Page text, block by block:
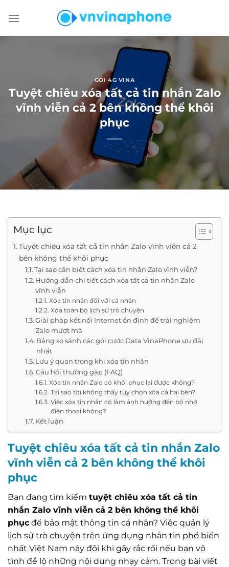
đến
GÓI 4G VINA
Tuyệt chiêu xóa tất cả tin nhắn Zalo
vĩnh viễn cả 2 bên không thể khôi
phục
Mục lục
Tuyệt chiêu xóa tất cả tin nhắn Zalo vĩnh viễn cả 2
bên không thể khôi phục
Tại sao cần biết cách xóa tin nhắn Zalo vĩnh viễn?
Hướng dẫn chi tiết cách xóa tất cả tin nhắn Zalo
vĩnh viễn
Xóa tin nhắn đối với cá nhân
Xóa toàn bộ lịch sử trò chuyện
Giải pháp kết nối Internet ổn định để trải nghiệm
Zalo mượt mà
Bảng so sánh các gói cước Data VinaPhone ưu đãi
nhất
Lưu ý quan trọng khi xóa tin nhắn
Câu hỏi thường gặp (FAQ)
Xóa tin nhắn Zalo có khôi phục lại được không?
Tại sao tôi không thấy tùy chọn xóa cả hai bên?
Việc xóa tin nhắn có làm ảnh hưởng đến bộ nhớ
điện thoại không?
Kết luận
Tuyệt chiêu xóa tất cả tin nhắn Zalo
vĩnh viễn cả 2 bên không thể khôi
phục
Bạn đang tìm kiếm tuyệt chiêu xóa tất cả tin
nhắn Zalo vĩnh viễn cả 2 bên không thể khôi
phục để bảo mật thông tin cá nhân? Việc quản lý
lịch sử trò chuyện trên ứng dụng nhắn tin phổ biến
nhất Việt Nam này đôi khi gây rắc rối nếu bạn vô
tình để lộ những nội dung nhạy cảm. Trong bài viết